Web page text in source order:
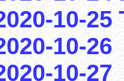
10-25
10-26
10-27